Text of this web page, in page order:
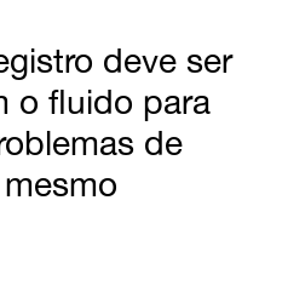
deve ser
o fluido para
de